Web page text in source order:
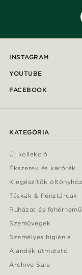
INSTAGRAM
YOUTUBE
FACEBOOK
KATEGÓRIA
Új kollekció
Ékszerek és karórák
Kiegészítők öltönyhöz
Táskák & Pénztárcák
Ruházat és fehérnemű
Szemüvegek
Személyes higiénia
Ajándék útmutató
Archive Sale